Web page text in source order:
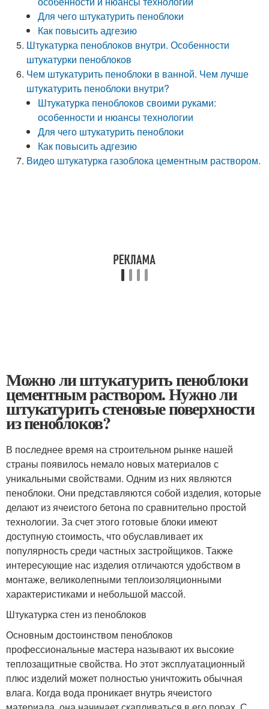
Для чего штукатурить пеноблоки
Как повысить адгезию
Штукатурка пеноблоков внутри. Особенности
штукатурки пеноблоков
Чем штукатурить пеноблоки в ванной. Чем лучше
штукатурить пеноблоки внутри?
Штукатурка пеноблоков своими руками:
особенности и нюансы технологии
Для чего штукатурить пеноблоки
Как повысить адгезию
Видео штукатурка газоблока цементным раствором.
Можно ли штукатурить пеноблоки
цементным раствором. Нужно ли
штукатурить стеновые поверхности
из пеноблоков?
В последнее время на строительном рынке нашей
страны появилось немало новых материалов с
уникальными свойствами. Одним из них являются
пеноблоки. Они представляются собой изделия, которые
делают из ячеистого бетона по сравнительно простой
технологии. За счет этого готовые блоки имеют
доступную стоимость, что обуславливает их
популярность среди частных застройщиков. Также
интересующие нас изделия отличаются удобством в
монтаже, великолепными теплоизоляционными
характеристиками и небольшой массой.
Штукатурка стен из пеноблоков
Основным достоинством пеноблоков
профессиональные мастера называют их высокие
теплозащитные свойства. Но этот эксплуатационный
плюс изделий может полностью уничтожить обычная
влага. Когда вода проникает внутрь ячеистого